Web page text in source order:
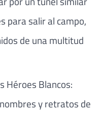
para salir al campo,
de una multitud
Héroes Blancos:
y retratos de